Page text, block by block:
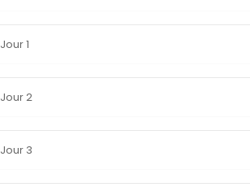
Jour 1
Jour 2
Jour 3